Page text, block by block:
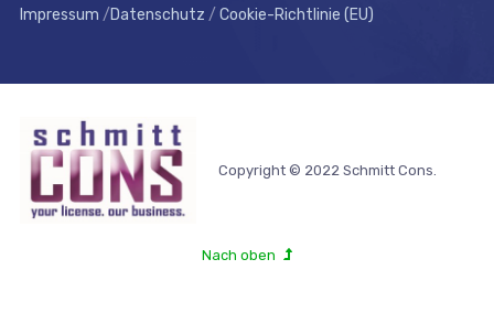
Impressum /Datenschutz / Cookie-Richtlinie (EU)
Copyright © 2022 Schmitt Cons.
Nach oben